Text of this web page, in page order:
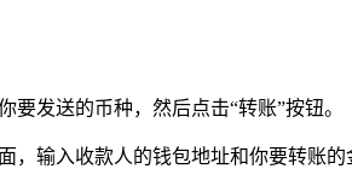
要发送的币种，然后点击“转账”按钮。
，输入收款人的钱包地址和你要转账